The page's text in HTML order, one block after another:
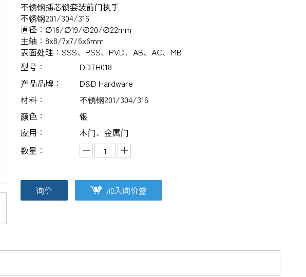
不锈钢插芯锁套装前门执手
不锈钢201/304/316
直径：∅16/∅19/∅20/∅22mm
主轴：8x8/7x7/6x6mm
表面处理：SSS、PSS、PVD、AB、AC、MB
型号：
DDTH018
产品品牌：
D&D Hardware
材料：
不锈钢201/304/316
颜色：
银
应用：
木门、金属门
数量：
询价 加入询价篮